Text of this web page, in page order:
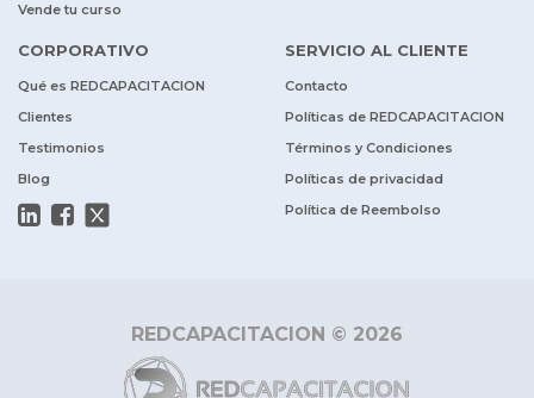
Vende tu curso
CORPORATIVO
Qué es REDCAPACITACION
Clientes
Testimonios
Blog
SERVICIO AL CLIENTE
Contacto
Políticas de REDCAPACITACION
Términos y Condiciones
Políticas de privacidad
Política de Reembolso
REDCAPACITACION © 2026